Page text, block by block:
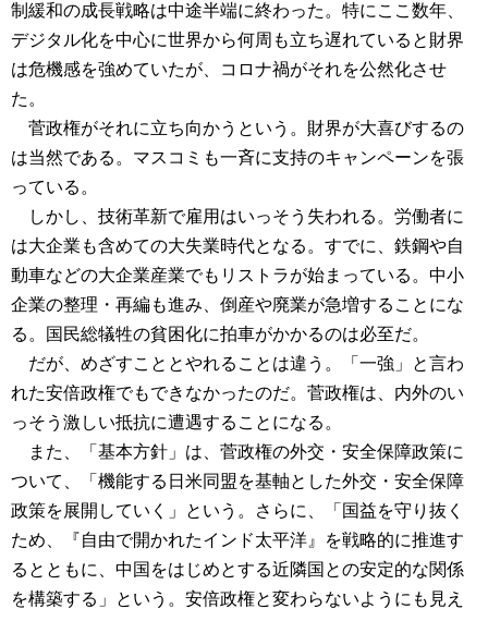
制緩和の成長戦略は中途半端に終わった。特にここ数年、
デジタル化を中心に世界から何周も立ち遅れていると財界
は危機感を強めていたが、コロナ禍がそれを公然化させ
た。
菅政権がそれに立ち向かうという。財界が大喜びするの
は当然である。マスコミも一斉に支持のキャンペーンを張
っている。
しかし、技術革新で雇用はいっそう失われる。労働者に
は大企業も含めての大失業時代となる。すでに、鉄鋼や自
動車などの大企業産業でもリストラが始まっている。中小
企業の整理・再編も進み、倒産や廃業が急増することにな
る。国民総犠牲の貧困化に拍車がかかるのは必至だ。
だが、めざすこととやれることは違う。「一強」と言わ
れた安倍政権でもできなかったのだ。菅政権は、内外のい
っそう激しい抵抗に遭遇することになる。
また、「基本方針」は、菅政権の外交・安全保障政策に
ついて、「機能する日米同盟を基軸とした外交・安全保障
政策を展開していく」という。さらに、「国益を守り抜く
ため、『自由で開かれたインド太平洋』を戦略的に推進す
るとともに、中国をはじめとする近隣国との安定的な関係
を構築する」という。安倍政権と変わらないようにも見え